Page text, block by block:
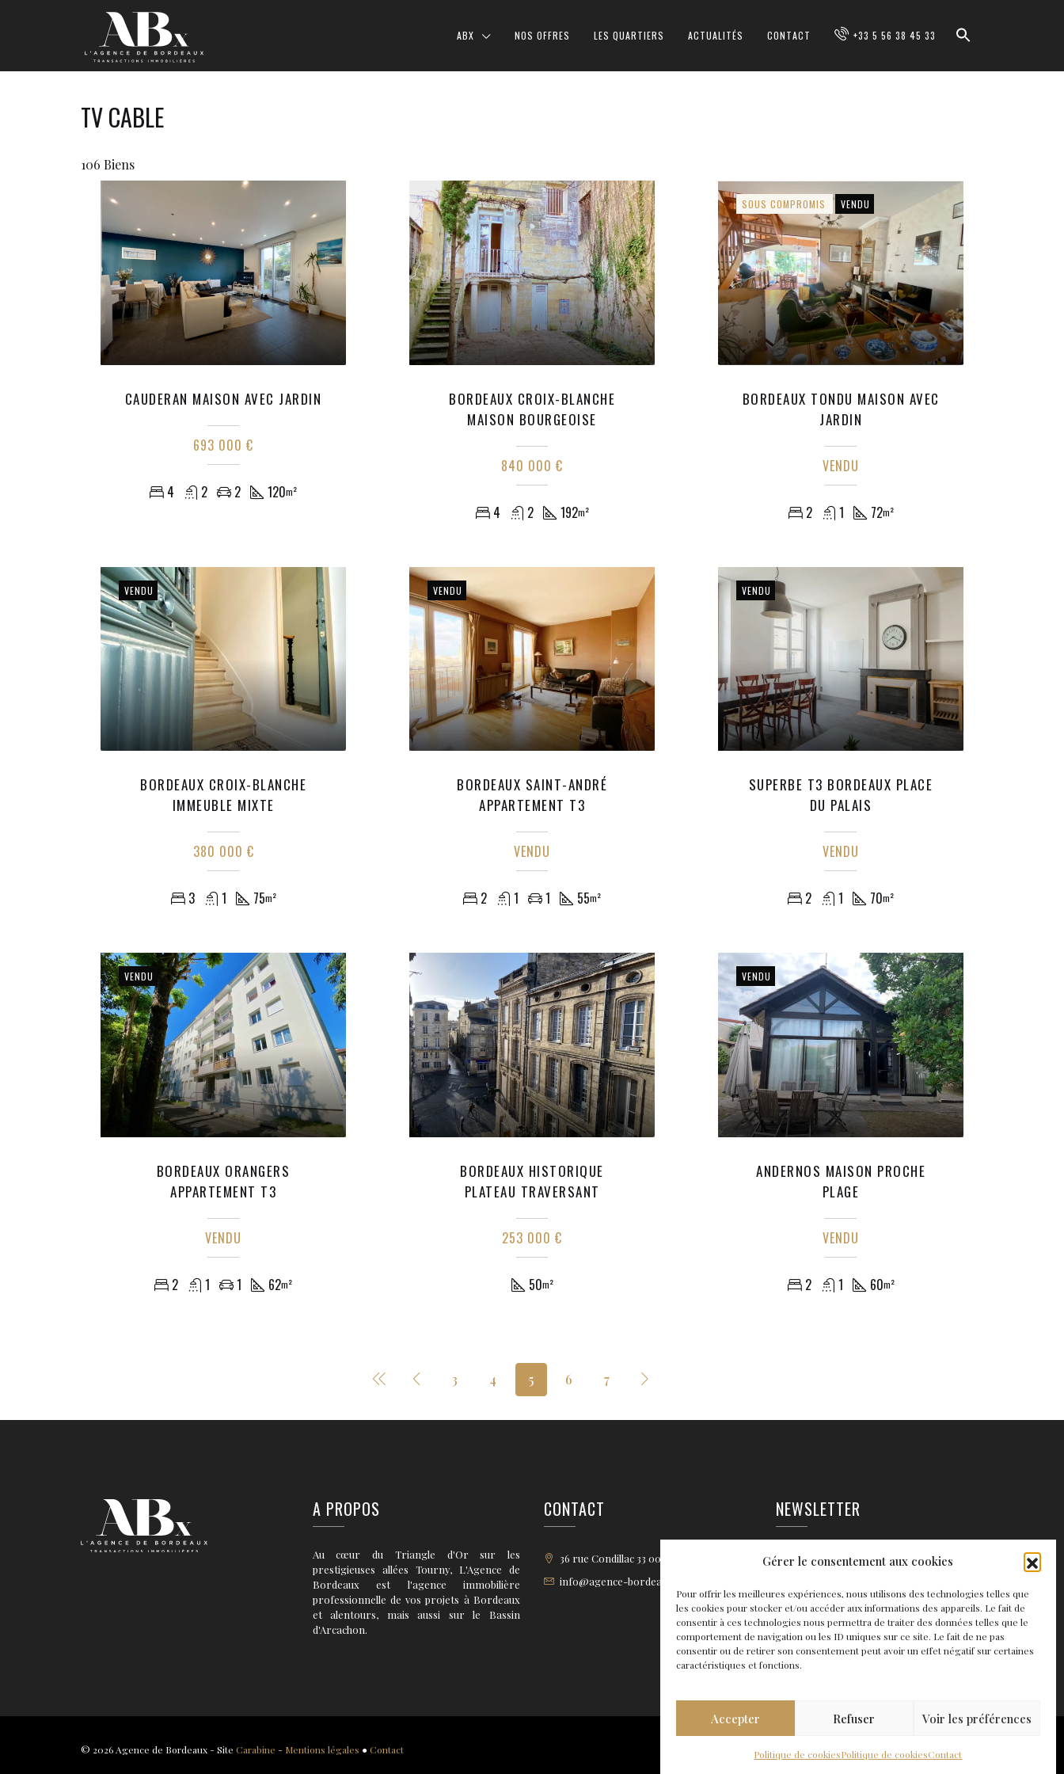
Gérer le consentement aux cookies
Pour offrir les meilleures expériences, nous utilisons des technologies telles que
les cookies pour stocker et/ou accéder aux informations des appareils. Le fait de
consentir à ces technologies nous permettra de traiter des données telles que le
comportement de navigation ou les ID uniques sur ce site. Le fait de ne pas
consentir ou de retirer son consentement peut avoir un effet négatif sur certaines
caractéristiques et fonctions.
Accepter Refuser Voir les préférences
Politique de cookiesPolitique de cookiesContact
ABX NOS OFFRES LES QUARTIERS ACTUALITÉS CONTACT +33 5 56 38 45 33
TV CABLE
106 Biens
CAUDERAN MAISON AVEC JARDIN
693 000 €
4 2 2 120m²
BORDEAUX CROIX-BLANCHE
MAISON BOURGEOISE
840 000 €
4 2 192m²
SOUS COMPROMIS VENDU
BORDEAUX TONDU MAISON AVEC
JARDIN
VENDU
2 1 72m²
VENDU
BORDEAUX CROIX-BLANCHE
IMMEUBLE MIXTE
380 000 €
3 1 75m²
VENDU
BORDEAUX SAINT-ANDRÉ
APPARTEMENT T3
VENDU
2 1 1 55m²
VENDU
SUPERBE T3 BORDEAUX PLACE
DU PALAIS
VENDU
2 1 70m²
VENDU
BORDEAUX ORANGERS
APPARTEMENT T3
VENDU
2 1 1 62m²
BORDEAUX HISTORIQUE
PLATEAU TRAVERSANT
253 000 €
50m²
VENDU
ANDERNOS MAISON PROCHE
PLAGE
VENDU
2 1 60m²
3 4 5 6 7
A PROPOS
Au cœur du Triangle d'Or sur les
prestigieuses allées Tourny, L'Agence de
Bordeaux est l'agence immobilière
professionnelle de vos projets à Bordeaux
et alentours, mais aussi sur le Bassin
d'Arcachon.
CONTACT
36 rue Condillac 33 000 BORDEAUX
info@agence-bordeaux.fr
NEWSLETTER
© 2026 Agence de Bordeaux - Site Carabine - Mentions légales ●Contact